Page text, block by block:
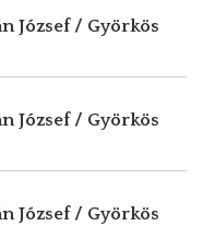
József / Györkös
József / Györkös
József / Györkös